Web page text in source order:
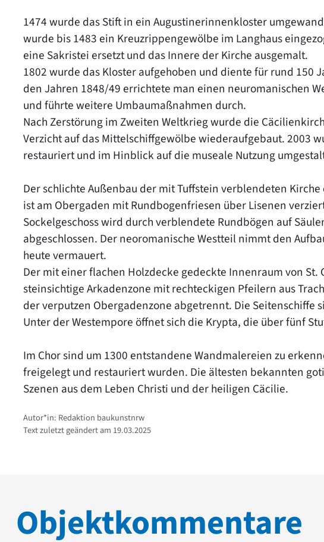
1474 wurde das Stift in ein Augustinerinnenkloster
wurde bis 1483 ein Kreuzrippengewölbe im Langhaus
eine Sakristei ersetzt und das Innere der Kirche ausgemalt.
1802 wurde das Kloster aufgehoben und diente für rund 150
den Jahren 1848/49 errichtete man einen neuromanischen
und führte weitere Umbaumaßnahmen durch.
Nach Zerstörung im Zweiten Weltkrieg wurde die
Verzicht auf das Mittelschiffgewölbe wiederaufgebaut. 2003
restauriert und im Hinblick auf die museale Nutzung
Der schlichte Außenbau der mit Tuffstein verblendeten
ist am Obergaden mit Rundbogenfriesen über Lisenen
Sockelgeschoss wird durch verblendete Rundbögen auf
abgeschlossen. Der neoromanische Westteil nimmt den
heute vermauert.
Der mit einer flachen Holzdecke gedeckte Innenraum von St.
steinsichtige Arkadenzone mit rechteckigen Pfeilern aus
der verputzen Obergadenzone abgetrennt. Die Seitenschiffe
Unter der Westempore öffnet sich die Krypta, die über fünf
Im Chor sind um 1300 entstandene Wandmalereien zu
freigelegt und restauriert wurden. Die ältesten bekannten
Szenen aus dem Leben Christi und der heiligen Cäcilie.
Autor*in: Redaktion baukunstnrw
Text zuletzt geändert am 19.03.2025
Objektkommentare